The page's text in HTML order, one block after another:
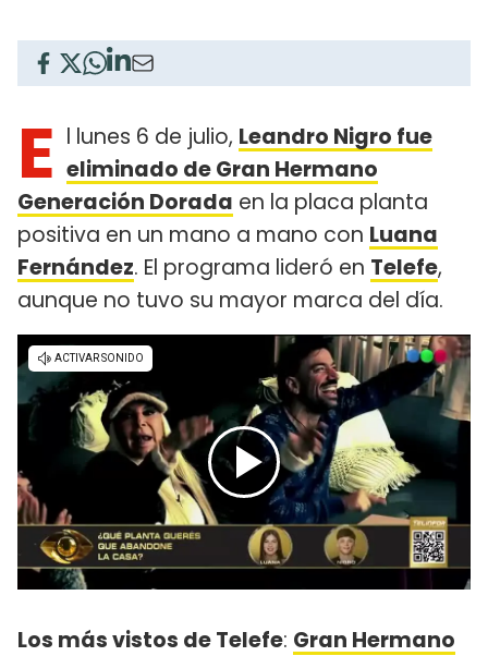
E l lunes 6 de julio, Leandro Nigro fue
eliminado de Gran Hermano
Generación Dorada en la placa planta
positiva en un mano a mano con Luana
Fernández. El programa lideró en Telefe,
aunque no tuvo su mayor marca del día.
Los más vistos de Telefe: Gran Hermano